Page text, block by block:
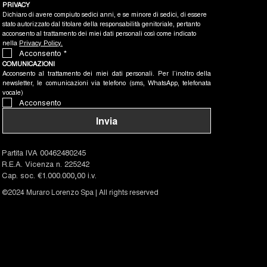
PRIVACY
Dichiaro di avere compiuto sedici anni, e se minore di sedici, di essere
stato autorizzato dal titolare della responsabilità genitoriale, pertanto
acconsento al trattamento dei miei dati personali così come indicato
nella Privacy Policy.
Acconsento *
COMUNICAZIONI
Acconsento al trattamento dei miei dati personali. Per l’inoltro della
newsletter, le comunicazioni via telefono (sms, WhatsApp, telefonata
vocale)
Acconsento
Invia
Partita IVA 00462480245
R.E.A. Vicenza n. 225242
Cap. soc. €1.000.000,00 i.v.
©2024 Muraro Lorenzo Spa | All rights reserved